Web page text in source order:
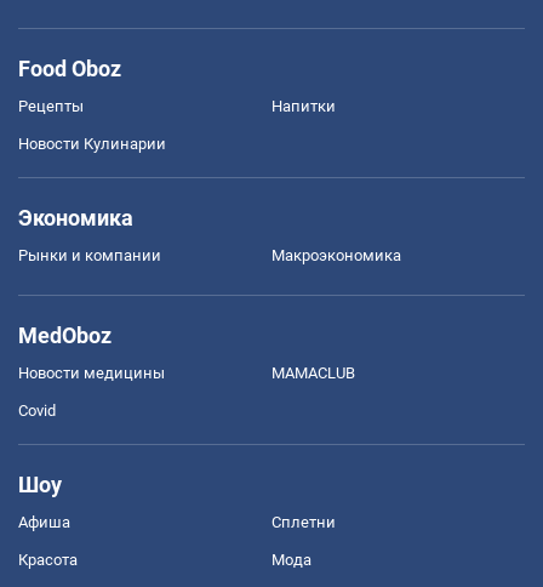
Food Oboz
Рецепты Напитки
Новости Кулинарии
Экономика
Рынки и компании Mакроэкономика
MedOboz
Новости медицины MAMACLUB
Covid
Шоу
Афиша Сплетни
Красота Мода